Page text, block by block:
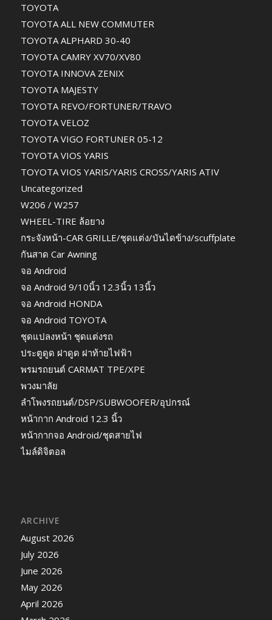
TOYOTA
TOYOTA ALL NEW COMMUTER
TOYOTA ALPHARD 30-40
TOYOTA CAMRY XV70/XV80
TOYOTA INNOVA ZENIX
TOYOTA MAJESTY
TOYOTA REVO/FORTUNER/TRAVO
TOYOTA VELOZ
TOYOTA VIGO FORTUNER 05-12
TOYOTA VIOS YARIS
TOYOTA VIOS YARIS/YARIS CROSS/YARIS ATIV
Uncategorized
W206 / W257
WHEEL-TIRE ล้อยาง
กระจังหน้า-CAR GRILLE/ชุดแต่ง/บันไดข้าง/scuffplate
กันสาด Car Awning
จอ Android
จอ Android 9/10นิ้ว 12.3นิ้ว 13นิ้ว
จอ Android HONDA
จอ Android TOYOTA
ชุดแปลงหน้า ชุดแต่งรถ
ประตูดูด ฝาดูด ฝาท้ายไฟฟ้า
พรมรถยนต์ CARMAT TPE/XPE
พวงมาลัย
ลำโพงรถยนต์/DSP/SUBWOOFER/อุปกรณ์
หน้ากาก Android 12.3 นิ้ว
หน้ากากจอ Android/ชุดสายไฟ
ไมล์ดิจิตอล
ARCHIVE
August 2026
July 2026
June 2026
May 2026
April 2026